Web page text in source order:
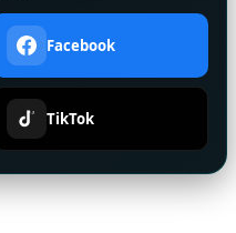
Facebook
TikTok